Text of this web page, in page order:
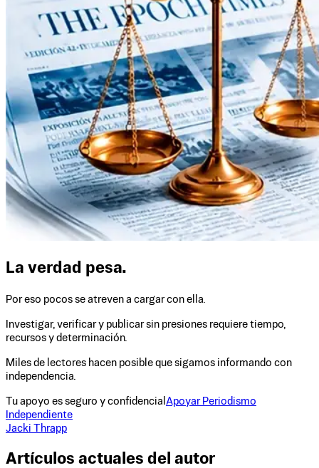
La verdad pesa.
Por eso pocos se atreven a cargar con ella.
Investigar, verificar y publicar sin presiones requiere tiempo,
recursos y determinación.
Miles de lectores hacen posible que sigamos informando con
independencia.
Tu apoyo es seguro y confidencial Apoyar Periodismo
Independiente
Jacki Thrapp
Artículos actuales del autor